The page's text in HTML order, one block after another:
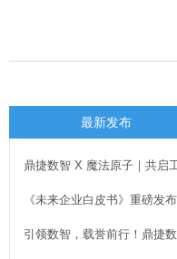
最新发布
鼎捷数智 X 魔法原子｜共启
《未来企业白皮书》重磅发
行新时代！
引领数智，载誉前行！鼎捷